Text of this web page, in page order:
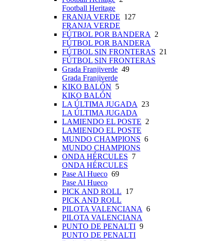
Football Heritage
FRANJA VERDE 127
FRANJA VERDE
FÚTBOL POR BANDERA
2
FÚTBOL POR BANDERA
FÚTBOL SIN FRONTERAS 21
FÚTBOL SIN FRONTERAS
Grada Franjiverde 49
Grada Franjiverde
KIKO BALÓN 5
KIKO BALÓN
LA ÚLTIMA JUGADA
23
LA ÚLTIMA JUGADA
LAMIENDO EL POSTE 2
LAMIENDO EL POSTE
MUNDO CHAMPIONS 6
MUNDO CHAMPIONS
ONDA HÉRCULES 7
ONDA HÉRCULES
Pase Al Hueco 69
Pase Al Hueco
PICK AND ROLL 17
PICK AND ROLL
PILOTA VALENCIANA 6
PILOTA VALENCIANA
PUNTO DE PENALTI 9
PUNTO DE PENALTI